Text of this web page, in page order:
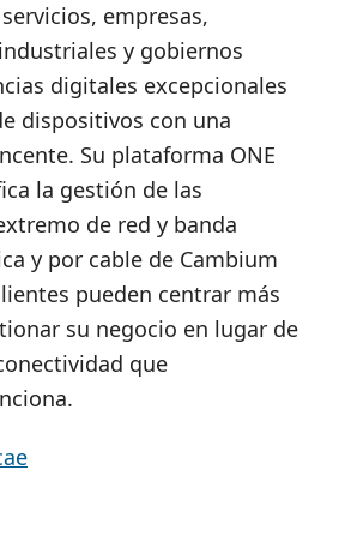
empresas,
y gobiernos
digitales excepcionales
dispositivos con una
Su plataforma ONE
la gestión de las
de red y banda
y por cable de Cambium
pueden centrar más
su negocio en lugar de
que